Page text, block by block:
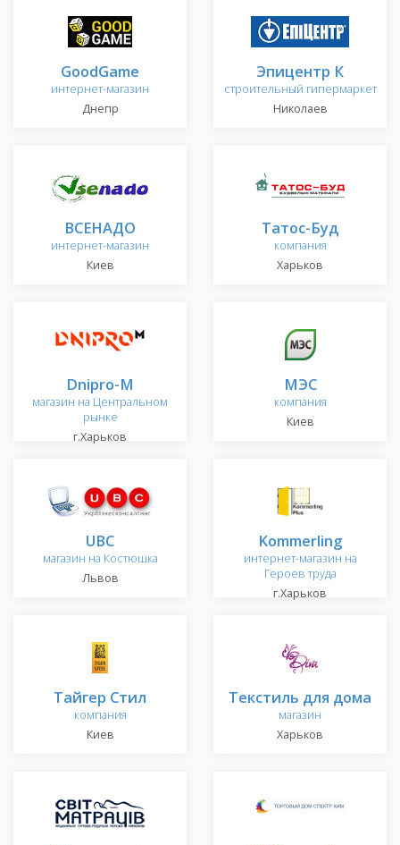
GoodGame
интернет-магазин
Днепр
Эпицентр К
строительный гипермаркет
Николаев
ВСЕНАДО
интернет-магазин
Киев
Татос-Буд
компания
Харьков
Dnipro-M
магазин на Центральном
рынке
г.Харьков
МЭС
компания
Киев
UBC
магазин на Костюшка
Львов
Kommerling
интернет-магазин на
Героев труда
г.Харьков
Тайгер Стил
компания
Киев
Текстиль для дома
магазин
Харьков